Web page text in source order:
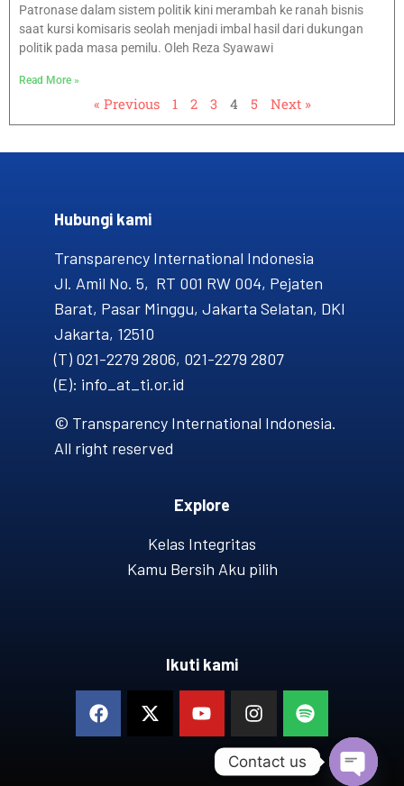
Patronase dalam sistem politik kini merambah ke ranah bisnis
saat kursi komisaris seolah menjadi imbal hasil dari dukungan
politik pada masa pemilu. Oleh Reza Syawawi
Read More »
« Previous 1 2 3 4 5 Next »
Hubungi kami​
Transparency International Indonesia
Jl. Amil No. 5, RT 001 RW 004, Pejaten
Barat, Pasar Minggu, Jakarta Selatan, DKI
Jakarta, 12510
(T) 021-2279 2806, 021-2279 2807
(E): info_at_ti.or.id
© Transparency International Indonesia.
All right reserved
Explore
Kelas Integritas
Kamu Bersih Aku pilih
Ikuti kami
Contact us